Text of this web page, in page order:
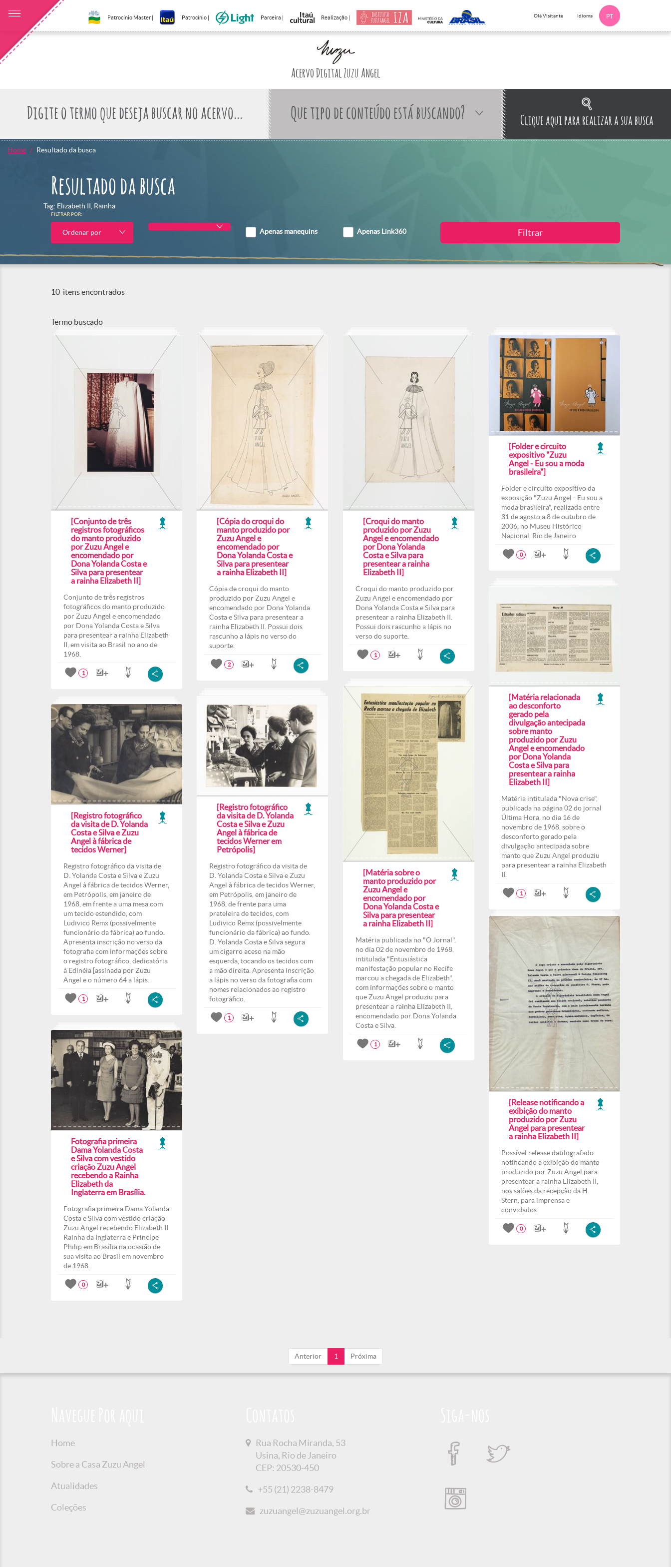
Patrocínio Master | Patrocínio | Parceira | Realização | Olá Visitante Idioma PT
Acervo Digital Zuzu Angel
Que tipo de conteúdo está buscando? Clique aqui para realizar a sua busca
Home Resultado da busca
Resultado da busca
Tag: Elizabeth II, Rainha
FILTRAR POR:
Ordenar por Apenas manequins Apenas Link360
10 itens encontrados
Termo buscado
[Conjunto de três
registros fotográficos
do manto produzido
por Zuzu Angel e
encomendado por
Dona Yolanda Costa e
Silva para presentear
a rainha Elizabeth II]
Conjunto de três registros
fotográficos do manto produzido
por Zuzu Angel e encomendado
por Dona Yolanda Costa e Silva
para presentear a rainha Elizabeth
II, em visita ao Brasil no ano de
1968.
1
[Cópia do croqui do
manto produzido por
Zuzu Angel e
encomendado por
Dona Yolanda Costa e
Silva para presentear
a rainha Elizabeth II]
Cópia de croqui do manto
produzido por Zuzu Angel e
encomendado por Dona Yolanda
Costa e Silva para presentear a
rainha Elizabeth II. Possui dois
rascunho a lápis no verso do
suporte.
2
[Croqui do manto
produzido por Zuzu
Angel e encomendado
por Dona Yolanda
Costa e Silva para
presentear a rainha
Elizabeth II]
Croqui do manto produzido por
Zuzu Angel e encomendado por
Dona Yolanda Costa e Silva para
presentear a rainha Elizabeth II.
Possui dois rascunho a lápis no
verso do suporte.
1
[Folder e circuito
expositivo "Zuzu
Angel - Eu sou a moda
brasileira"]
Folder e circuito expositivo da
exposição "Zuzu Angel - Eu sou a
moda brasileira", realizada entre
31 de agosto a 8 de outubro de
2006, no Museu Histórico
Nacional, Rio de Janeiro
0
[Matéria relacionada
ao desconforto
gerado pela
divulgação antecipada
sobre manto
produzido por Zuzu
Angel e encomendado
por Dona Yolanda
Costa e Silva para
presentear a rainha
Elizabeth II]
Matéria intitulada "Nova crise",
publicada na página 02 do jornal
Última Hora, no dia 16 de
novembro de 1968, sobre o
desconforto gerado pela
divulgação antecipada sobre
manto que Zuzu Angel produziu
para presentear a rainha Elizabeth
II.
1
[Matéria sobre o
manto produzido por
Zuzu Angel e
encomendado por
Dona Yolanda Costa e
Silva para presentear
a rainha Elizabeth II]
Matéria publicada no "O Jornal",
no dia 02 de novembro de 1968,
intitulada "Entusiástica
manifestação popular no Recife
marcou a chegada de Elizabeth",
com informações sobre o manto
que Zuzu Angel produziu para
presentear a rainha Elizabeth II,
encomendado por Dona Yolanda
Costa e Silva.
1
[Registro fotográfico
da visita de D. Yolanda
Costa e Silva e Zuzu
Angel à fábrica de
tecidos Werner em
Petrópolis]
Registro fotográfico da visita de
D. Yolanda Costa e Silva e Zuzu
Angel à fábrica de tecidos Werner,
em Petrópolis, em janeiro de
1968, de frente para uma
prateleira de tecidos, com
Ludivico Remx (possivelmente
funcionário da fábrica) ao fundo.
D. Yolanda Costa e Silva segura
um cigarro aceso na mão
esquerda, tocando os tecidos com
a mão direita. Apresenta inscrição
a lápis no verso da fotografia com
nomes relacionados ao registro
fotográfico.
1
[Registro fotográfico
da visita de D. Yolanda
Costa e Silva e Zuzu
Angel à fábrica de
tecidos Werner]
Registro fotográfico da visita de
D. Yolanda Costa e Silva e Zuzu
Angel à fábrica de tecidos Werner,
em Petrópolis, em janeiro de
1968, em frente a uma mesa com
um tecido estendido, com
Ludivico Remx (possivelmente
funcionário da fábrica) ao fundo.
Apresenta inscrição no verso da
fotografia com informações sobre
o registro fotográfico, dedicatória
à Edinéia [assinada por Zuzu
Angel e o número 64 a lápis.
1
[Release notificando a
exibição do manto
produzido por Zuzu
Angel para presentear
a rainha Elizabeth II]
Possível release datilografado
notificando a exibição do manto
produzido por Zuzu Angel para
presentear a rainha Elizabeth II,
nos salões da recepção da H.
Stern, para imprensa e
convidados.
0
Fotografia primeira
Dama Yolanda Costa
e Silva com vestido
criação Zuzu Angel
recebendo a Rainha
Elizabeth da
Inglaterra em Brasília.
Fotografia primeira Dama Yolanda
Costa e Silva com vestido criação
Zuzu Angel recebendo Elizabeth II
Rainha da Inglaterra e Princípe
Philip em Brasília na ocasião de
sua visita ao Brasil em novembro
de 1968.
0
Anterior 1 Próxima
Home
Sobre a Casa Zuzu Angel
Atualidades
Coleções
Rua Rocha Miranda, 53
Usina, Rio de Janeiro
CEP: 20530-450
+55 (21) 2238-8479
zuzuangel@zuzuangel.org.br